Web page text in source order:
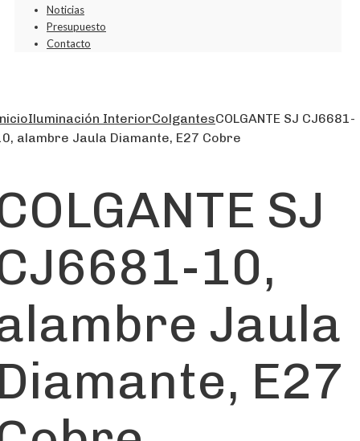
Noticias
Presupuesto
Contacto
Iluminación InteriorColgantesCOLGANTE SJ CJ6681-
alambre Jaula Diamante, E27 Cobre
SJ
10,
Jaula
E27